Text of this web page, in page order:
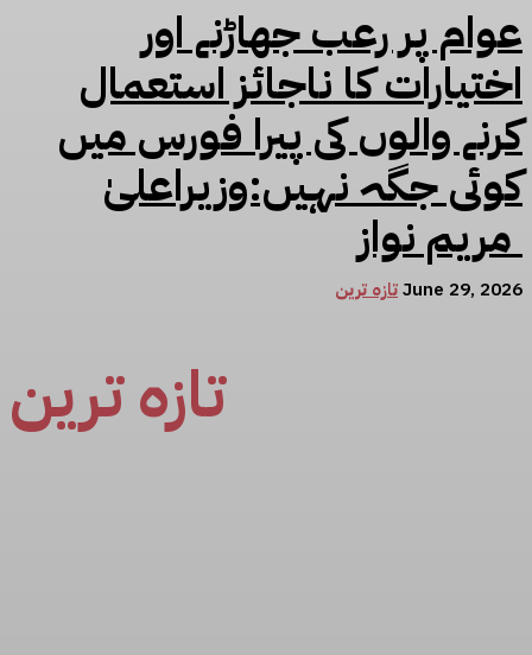
عوام پر رعب جھاڑنے اور
اختیارات کا ناجائز استعمال
کرنے والوں کی پیرا فورس میں
کوئی جگہ نہیں:وزیراعلیٰ
مریم نواز
تازہ ترینJune 29, 2026
تازہ ترین